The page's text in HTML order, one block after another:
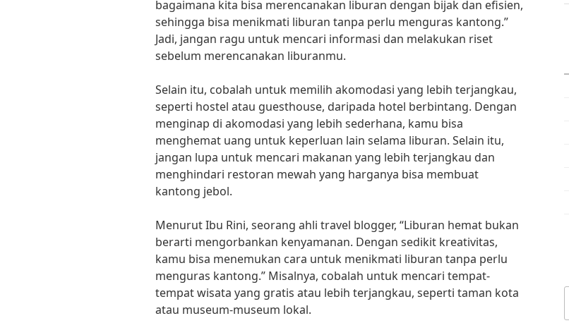
bagaimana kita bisa merencanakan liburan dengan bijak dan efisien,
sehingga bisa menikmati liburan tanpa perlu menguras kantong.”
Jadi, jangan ragu untuk mencari informasi dan melakukan riset
sebelum merencanakan liburanmu.
Selain itu, cobalah untuk memilih akomodasi yang lebih terjangkau,
seperti hostel atau guesthouse, daripada hotel berbintang. Dengan
menginap di akomodasi yang lebih sederhana, kamu bisa
menghemat uang untuk keperluan lain selama liburan. Selain itu,
jangan lupa untuk mencari makanan yang lebih terjangkau dan
menghindari restoran mewah yang harganya bisa membuat
kantong jebol.
Menurut Ibu Rini, seorang ahli travel blogger, “Liburan hemat bukan
berarti mengorbankan kenyamanan. Dengan sedikit kreativitas,
kamu bisa menemukan cara untuk menikmati liburan tanpa perlu
menguras kantong.” Misalnya, cobalah untuk mencari tempat-
tempat wisata yang gratis atau lebih terjangkau, seperti taman kota
atau museum-museum lokal.